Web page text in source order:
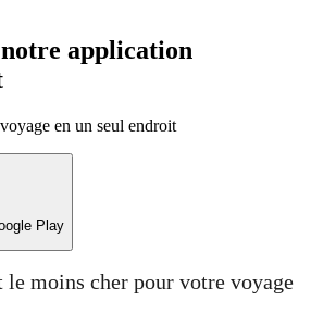
application
en un seul endroit
Play
moins cher pour votre voyage